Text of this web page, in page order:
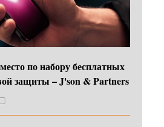
по набору бесплатных
защиты – J'son & Partners